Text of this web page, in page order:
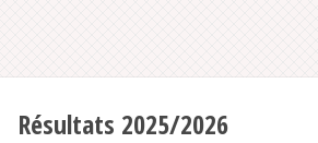
Résultats 2025/2026